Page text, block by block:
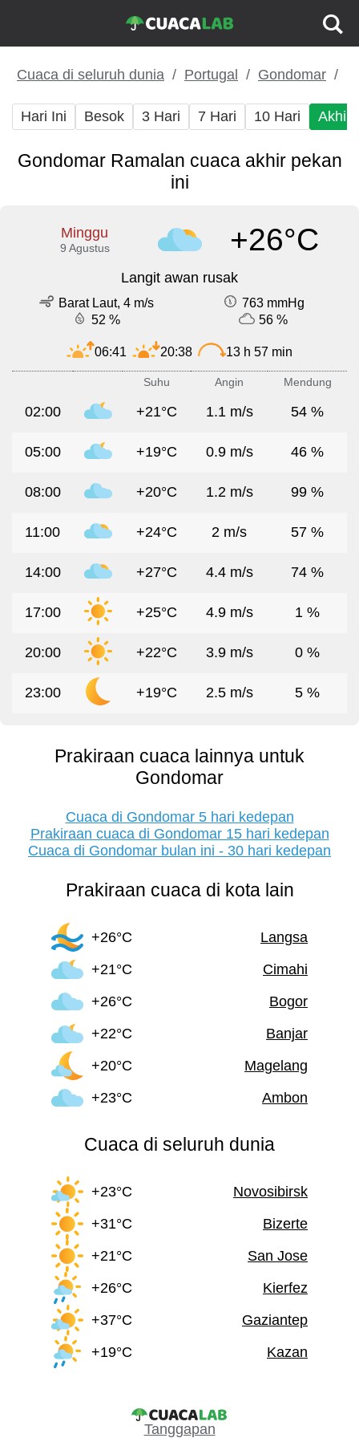
Cuaca di seluruh dunia Portugal Gondomar
Hari Ini Besok 3 Hari 7 Hari 10 Hari Akhir
Gondomar Ramalan cuaca akhir pekan
ini
Minggu
9 Agustus +26°C
Langit awan rusak
Barat Laut, 4 m/s
763 mmHg
52 %
56 %
06:41 20:38 13 h 57 min
Suhu Angin Mendung
02:00 +21°C 1.1 m/s 54 %
05:00 +19°C 0.9 m/s 46 %
08:00 +20°C 1.2 m/s 99 %
11:00 +24°C 2 m/s 57 %
14:00 +27°C 4.4 m/s 74 %
17:00 +25°C 4.9 m/s 1 %
20:00 +22°C 3.9 m/s 0 %
23:00 +19°C 2.5 m/s 5 %
Prakiraan cuaca lainnya untuk
Gondomar
Cuaca di Gondomar 5 hari kedepan
Prakiraan cuaca di Gondomar 15 hari kedepan
Cuaca di Gondomar bulan ini - 30 hari kedepan
Prakiraan cuaca di kota lain
+26°C
Langsa
+21°C
Cimahi
+26°C
Bogor
+22°C
Banjar
+20°C
Magelang
+23°C
Ambon
Cuaca di seluruh dunia
+23°C
Novosibirsk
+31°C
Bizerte
+21°C
San Jose
+26°C
Kierfez
+37°C
Gaziantep
+19°C
Kazan
Tanggapan